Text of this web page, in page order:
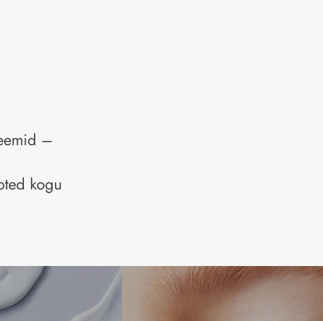
–
kogu